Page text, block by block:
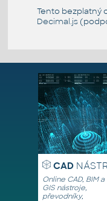
Tento bezplatný
Decimal.js
CAD
Online CAD, BIM a
GIS nástroje,
převodníky,